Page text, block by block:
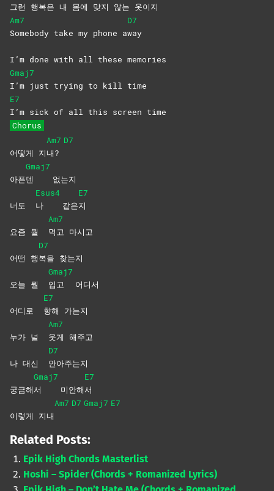
그런 행복은 내 몸에 맞지 않는 옷이지
Am7
Somebody take my phone a
D7
way
I’m done with all these memories
Gmaj7
I’m just trying to kill time
E7
I’m sick of all this screen time
Chorus
어떻게 지
Am7
내?
D7
아픈
Gmaj7
덴
없는지
너도
Esus4
나
같은
E7
지
요즘 뭘
Am7
먹고 마시고
어떤 행
D7
복을 찾는지
오늘 뭘
Gmaj7
입고
어디서
어디로
E7
향해 가는지
누가 널
Am7
웃게 해주고
나 대신
D7
안아주는지
궁금해
Gmaj7
서
미안해
E7
서
이렇게 지내
Am7 D7 Gmaj7 E7
Related Posts:
Epik High Chords Masterlist
Hoshi – Spider (Chords + Romanized Lyrics)